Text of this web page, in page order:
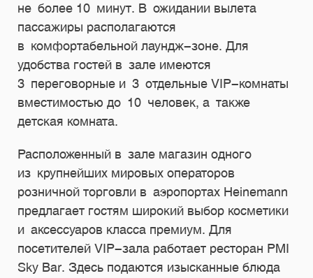
не более 10 минут. В ожидании вылета
пассажиры располагаются
в комфортабельной лаундж-зоне. Для
удобства гостей в зале имеются
3 переговорные и 3 отдельные VIP-комнаты
вместимостью до 10 человек, а также
детская комната.
Расположенный в зале магазин одного
из крупнейших мировых операторов
розничной торговли в аэропортах Heinemann
предлагает гостям широкий выбор косметики
и аксессуаров класса премиум. Для
посетителей VIP-зала работает ресторан PMI
Sky Bar. Здесь подаются изысканные блюда